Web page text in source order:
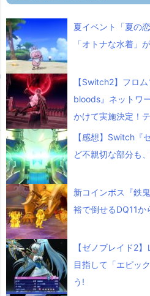
夏イベント「夏の
「オトナな水着」
【Switch2】フロ
bloods』ネットワ
かけて実施決定！
【感想】Switch『
ど不親切な部分も
新コインボス『鉄
裕で倒せるDQ11か
【ゼノブレイド2
目指して「エピッ
う!